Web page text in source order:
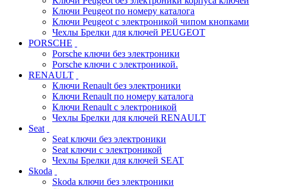
Ключи Peugeot по номеру каталога
Ключи Peugeot с электроникой чипом кнопками
Чехлы Брелки для ключей PEUGEOT
PORSCHE
Porsche ключи без электроники
Porsche ключи с электроникой.
RENAULT
Ключи Renault без электроники
Ключи Renault по номеру каталога
Ключи Renault с электроникой
Чехлы Брелки для ключей RENAULT
Seat
Seat ключи без электроники
Seat ключи с электроникой
Чехлы Брелки для ключей SEAT
Skoda
Skoda ключи без электроники